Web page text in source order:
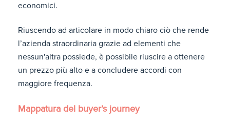
economici.
Riuscendo ad articolare in modo chiaro ciò che rende
l’azienda straordinaria grazie ad elementi che
nessun'altra possiede, è possibile riuscire a ottenere
un prezzo più alto e a concludere accordi con
maggiore frequenza.
Mappatura del buyer’s journey